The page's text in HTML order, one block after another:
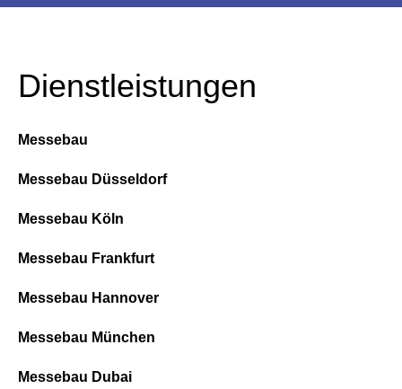
Dienstleistungen
Messebau
Messebau Düsseldorf
Messebau Köln
Messebau Frankfurt
Messebau Hannover
Messebau München
Messebau Dubai